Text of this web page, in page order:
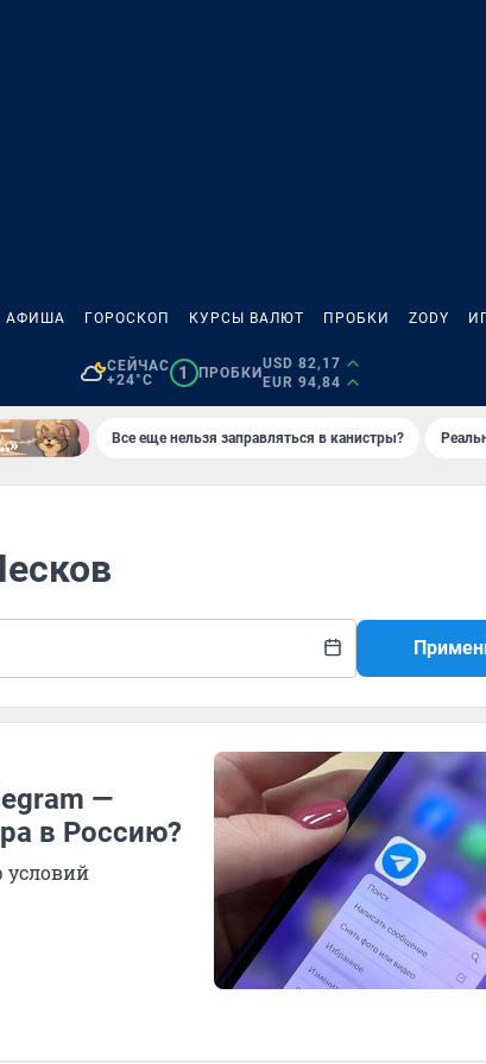
АФИША ГОРОСКОП КУРСЫ ВАЛЮТ ПРОБКИ ZODY
СЕЙЧАС
+24°C
1 ПРОБКИ
USD 82,17
EUR 94,84
Все еще нельзя заправляться в канистры?
—
в Россию?
условий